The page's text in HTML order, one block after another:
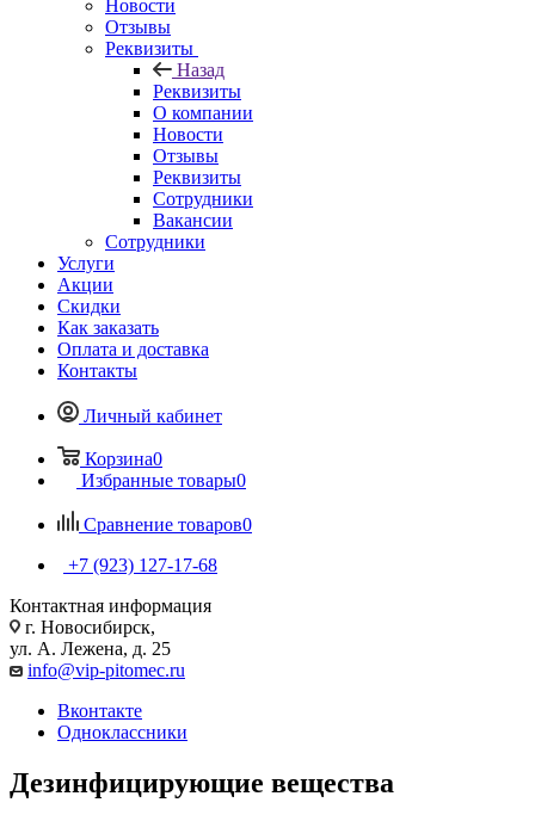
Новости
Отзывы
Реквизиты
Назад
Реквизиты
О компании
Новости
Отзывы
Реквизиты
Сотрудники
Вакансии
Сотрудники
Услуги
Акции
Скидки
Как заказать
Оплата и доставка
Контакты
Личный кабинет
Корзина0
Избранные товары0
Сравнение товаров0
+7 (923) 127-17-68
Контактная информация
г. Новосибирск,
ул. А. Лежена, д. 25
info@vip-pitomec.ru
Вконтакте
Одноклассники
Дезинфицирующие вещества